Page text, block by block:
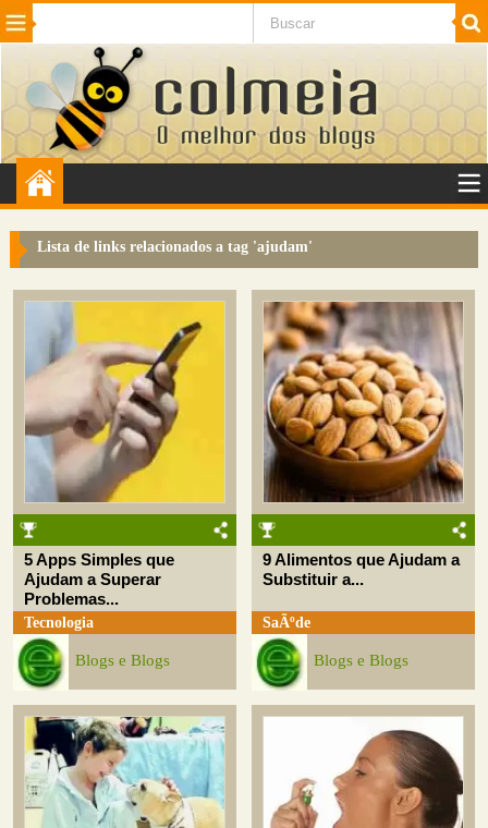
Beleza Cinema e TV
Internet Jogos NotÃ­cias SaÃºde
VeÃ­culos Adulto
Sugerir Link
Colmeia Exchange
Perguntas Frequentes
Sobre
Contato
Lista de links relacionados a tag 'ajudam'
5 Apps Simples que
Ajudam a Superar
Problemas...
Tecnologia
Blogs e Blogs
9 Alimentos que Ajudam a
Substituir a...
SaÃºde
Blogs e Blogs